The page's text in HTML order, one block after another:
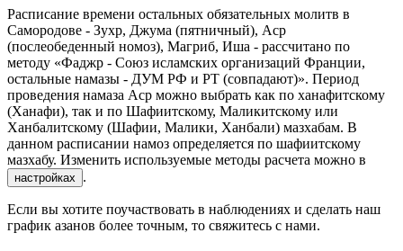
Расписание времени остальных обязательных молитв в
Самородове - Зухр, Джума (пятничный), Аср
(послеобеденный номоз), Магриб, Иша - рассчитано по
методу «Фаджр - Союз исламских организаций Франции,
остальные намазы - ДУМ РФ и РТ (совпадают)». Период
проведения намаза Аср можно выбрать как по ханафитскому
(Ханафи), так и по Шафиитскому, Маликитскому или
Ханбалитскому (Шафии, Малики, Ханбали) мазхабам. В
данном расписании намоз определяется по шафиитскому
мазхабу. Изменить используемые методы расчета можно в
настройках .
Если вы хотите поучаствовать в наблюдениях и сделать наш
график азанов более точным, то свяжитесь с нами.